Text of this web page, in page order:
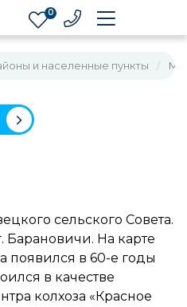
0
и населенные пункты
сельского Совета.
Барановичи. На карте
появился в 60-е годы
в качестве
колхоза «Красное